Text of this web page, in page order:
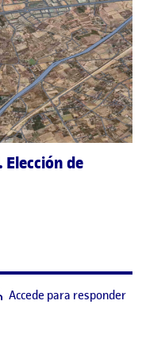
Elección de
pm
Accede para responder